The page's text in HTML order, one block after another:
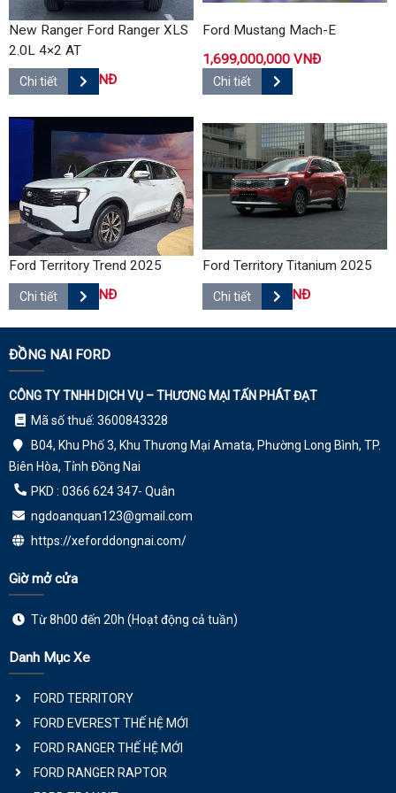
New Ranger Ford Ranger XLS
2.0L 4×2 AT
707,000,000 VNĐ
Chi tiết
Ford Mustang Mach-E
1,699,000,000 VNĐ
Chi tiết
Ford Territory Trend 2025
739,000,000 VNĐ
Chi tiết
Ford Territory Titanium 2025
819,000,000 VNĐ
Chi tiết
ĐỒNG NAI FORD
CÔNG TY TNHH DỊCH VỤ – THƯƠNG MẠI TẤN PHÁT ĐẠT
Mã số thuế: 3600843328
B04, Khu Phố 3, Khu Thương Mại Amata, Phường Long Bình, TP.
Biên Hòa, Tỉnh Đồng Nai
PKD : 0366 624 347- Quân
ngdoanquan123@gmail.com
https://xeforddongnai.com/
Giờ mở cửa
Từ 8h00 đến 20h (Hoạt động cả tuần)
Danh Mục Xe
FORD TERRITORY
FORD EVEREST THẾ HỆ MỚI
FORD RANGER THẾ HỆ MỚI
FORD RANGER RAPTOR